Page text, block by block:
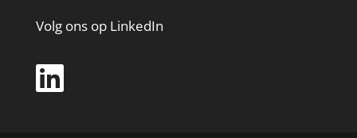
Volg ons op LinkedIn